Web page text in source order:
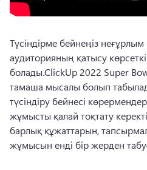
Түсіндірме бейнеңіз
аудиторияның қатысу
болады.ClickUp 2022 Super
тамаша мысалы болып
түсіндіру бейнесі
жұмысты қалай тоқтату
барлық құжаттарын,
жұмысын енді бір жерден